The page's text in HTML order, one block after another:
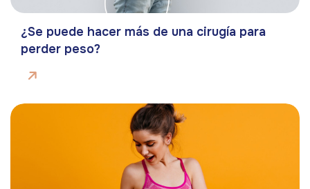
¿Se puede hacer más de una cirugía para
perder peso?